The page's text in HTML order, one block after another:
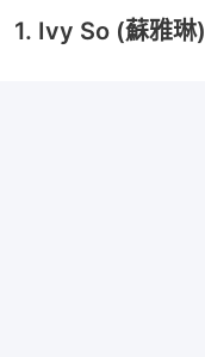
1. Ivy So (蘇雅琳)